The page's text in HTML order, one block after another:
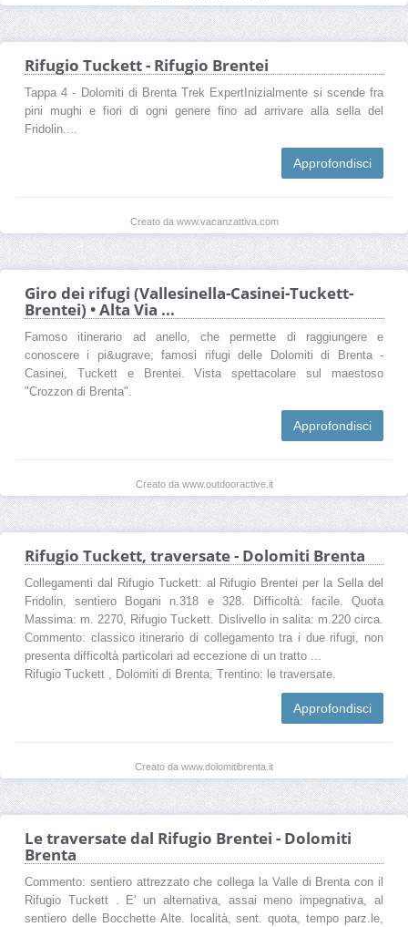
Rifugio Tuckett - Rifugio Brentei
Tappa 4 - Dolomiti di Brenta Trek ExpertInizialmente si scende fra
pini mughi e fiori di ogni genere fino ad arrivare alla sella del
Fridolin....
Approfondisci
Creato da www.vacanzattiva.com
Giro dei rifugi (Vallesinella-Casinei-Tuckett-
Brentei) • Alta Via ...
Famoso itinerario ad anello, che permette di raggiungere e
conoscere i pi&ugrave; famosi rifugi delle Dolomiti di Brenta -
Casinei, Tuckett e Brentei. Vista spettacolare sul maestoso
"Crozzon di Brenta".
Approfondisci
Creato da www.outdooractive.it
Rifugio Tuckett, traversate - Dolomiti Brenta
Collegamenti dal Rifugio Tuckett: al Rifugio Brentei per la Sella del
Fridolin, sentiero Bogani n.318 e 328. Difficoltà: facile. Quota
Massima: m. 2270, Rifugio Tuckett. Dislivello in salita: m.220 circa.
Commento: classico itinerario di collegamento tra i due rifugi, non
presenta difficoltà particolari ad eccezione di un tratto ...
Rifugio Tuckett , Dolomiti di Brenta, Trentino: le traversate.
Approfondisci
Creato da www.dolomitibrenta.it
Le traversate dal Rifugio Brentei - Dolomiti
Brenta
Commento: sentiero attrezzato che collega la Valle di Brenta con il
Rifugio Tuckett . E' un alternativa, assai meno impegnativa, al
sentiero delle Bocchette Alte. località, sent. quota, tempo parz.le,